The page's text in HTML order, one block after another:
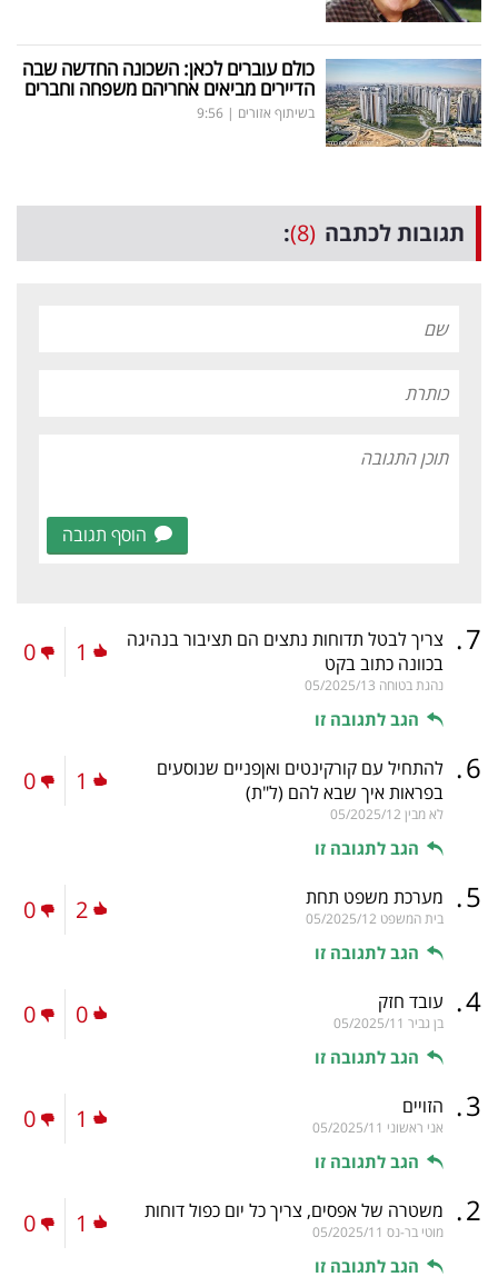
כולם עוברים לכאן: השכונה החדשה שבה
הדיירים מביאים אחריהם משפחה וחברים
בשיתוף אזורים |
9:56
תגובות לכתבה (8)
:
הוסף תגובה
7
. צריך לבטל תדוחות נתצים הם תציבור בנהיגה
בכוונה כתוב בקט
נהגת בטוחה 05/2025/13
הגב לתגובה זו
1
0
6
. להתחיל עם קורקינטים ואןפניים שנוסעים
בפראות איך שבא להם (ל"ת)
לא מבין 05/2025/12
הגב לתגובה זו
1
0
5
. מערכת משפט תחת
בית המשפט 05/2025/12
הגב לתגובה זו
2
0
4
. עובד חזק
בן גביר 05/2025/11
הגב לתגובה זו
0
0
3
. הזויים
אני ראשוני 05/2025/11
הגב לתגובה זו
1
0
2
. משטרה של אפסים, צריך כל יום כפול דוחות
מוטי בר-נס 05/2025/11
הגב לתגובה זו
1
0